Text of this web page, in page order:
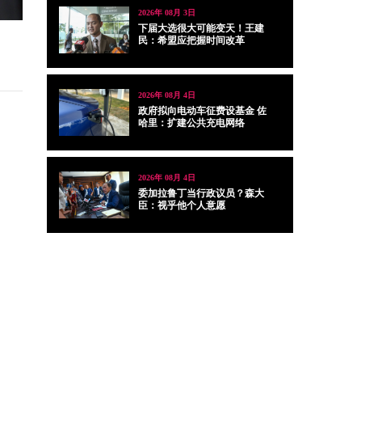
2026年 08月 3日
下届大选很大可能变天！王建
民：希盟应把握时间改革
2026年 08月 4日
政府拟向电动车征费设基金 佐
哈里：扩建公共充电网络
2026年 08月 4日
委加拉鲁丁当行政议员？森大
臣：视乎他个人意愿